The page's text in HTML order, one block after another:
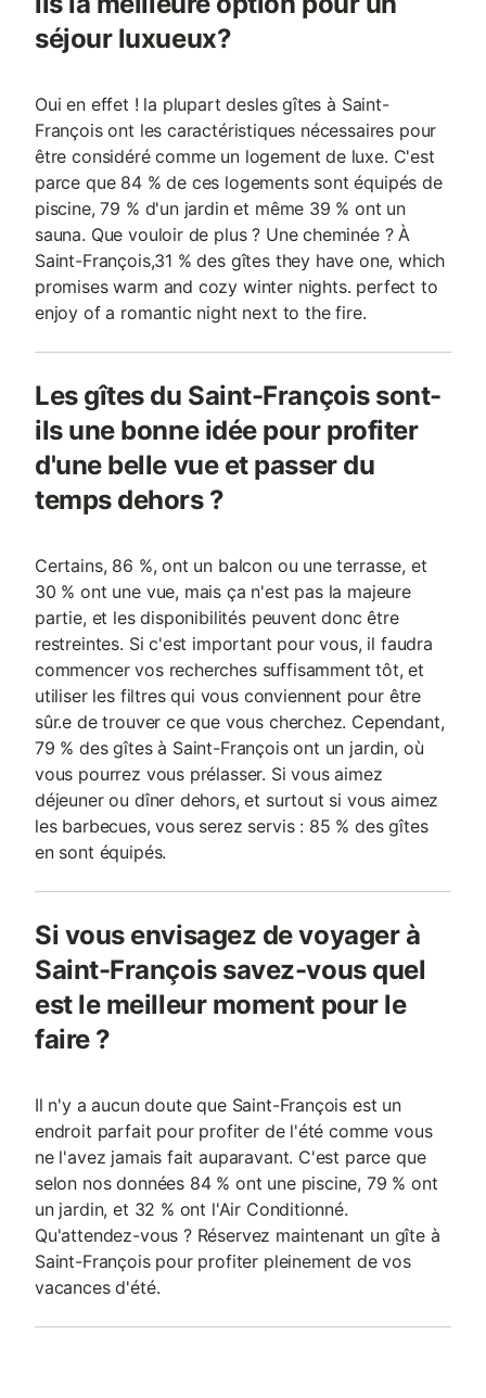
séjour luxueux?
Oui en effet ! la plupart desles gîtes à Saint-
François ont les caractéristiques nécessaires pour
être considéré comme un logement de luxe. C'est
parce que 84 % de ces logements sont équipés de
piscine, 79 % d'un jardin et même 39 % ont un
sauna. Que vouloir de plus ? Une cheminée ? À
Saint-François,31 % des gîtes they have one, which
promises warm and cozy winter nights. perfect to
enjoy of a romantic night next to the fire.
Les gîtes du Saint-François sont-
ils une bonne idée pour profiter
d'une belle vue et passer du
temps dehors ?
Certains, 86 %, ont un balcon ou une terrasse, et
30 % ont une vue, mais ça n'est pas la majeure
partie, et les disponibilités peuvent donc être
restreintes. Si c'est important pour vous, il faudra
commencer vos recherches suffisamment tôt, et
utiliser les filtres qui vous conviennent pour être
sûr.e de trouver ce que vous cherchez. Cependant,
79 % des gîtes à Saint-François ont un jardin, où
vous pourrez vous prélasser. Si vous aimez
déjeuner ou dîner dehors, et surtout si vous aimez
les barbecues, vous serez servis : 85 % des gîtes
en sont équipés.
Si vous envisagez de voyager à
Saint-François savez-vous quel
est le meilleur moment pour le
faire ?
Il n'y a aucun doute que Saint-François est un
endroit parfait pour profiter de l'été comme vous
ne l'avez jamais fait auparavant. C'est parce que
selon nos données 84 % ont une piscine, 79 % ont
un jardin, et 32 % ont l'Air Conditionné.
Qu'attendez-vous ? Réservez maintenant un gîte à
Saint-François pour profiter pleinement de vos
vacances d'été.